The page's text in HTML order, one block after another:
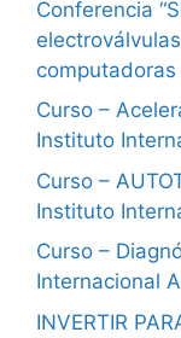
Conferencia
Curso –
Instituto
Curso –
Instituto
Curso –
Internacional
INVERTIR